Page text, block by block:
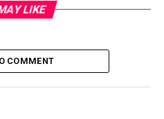
LIKE
COMMENT